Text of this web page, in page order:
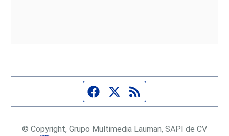
Página de Facebook
Fuente Twitter
© Copyright, Grupo Multimedia Lauman, SAPI de CV